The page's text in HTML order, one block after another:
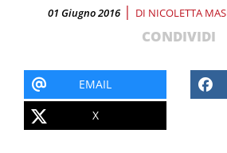
01 Giugno 2016 | DI NICOLETTA
CONDIVIDI
EMAIL
X